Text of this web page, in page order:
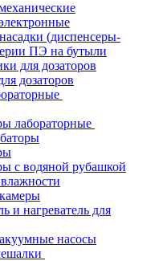
(диспенсеры-
ПЭ на бутыли
для дозаторов
дозаторов
лабораторные
с водяной рубашкой
и нагреватель для
насосы